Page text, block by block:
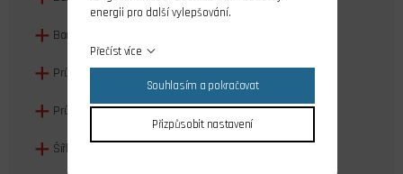
Barva ráfku: šedá
Průměr kola: 45mm
Průměr ráfku: 24mm
Šířka kola: 18mm
energii pro další vylepšování.
Přečíst více
Souhlasím a pokračovat
Přizpůsobit nastavení